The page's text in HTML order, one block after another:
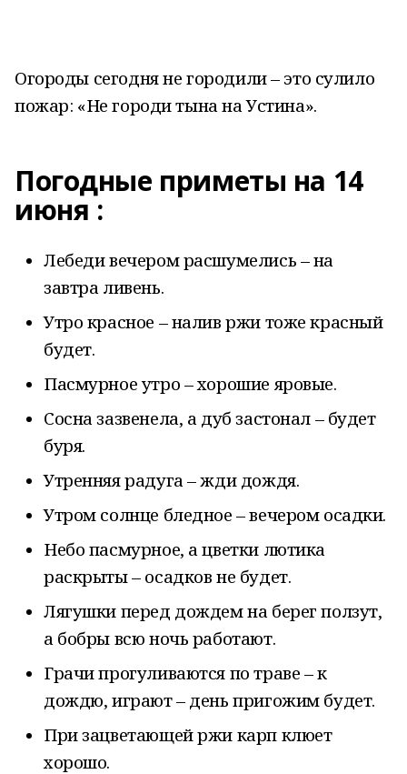
Огороды сегодня не городили – это сулило
пожар: «Не городи тына на Устина».
Погодные приметы на 14
июня :
Лебеди вечером расшумелись – на
завтра ливень.
Утро красное – налив ржи тоже красный
будет.
Пасмурное утро – хорошие яровые.
Сосна зазвенела, а дуб застонал – будет
буря.
Утренняя радуга – жди дождя.
Утром солнце бледное – вечером осадки.
Небо пасмурное, а цветки лютика
раскрыты – осадков не будет.
Лягушки перед дождем на берег ползут,
а бобры всю ночь работают.
Грачи прогуливаются по траве – к
дождю, играют – день пригожим будет.
При зацветающей ржи карп клюет
хорошо.